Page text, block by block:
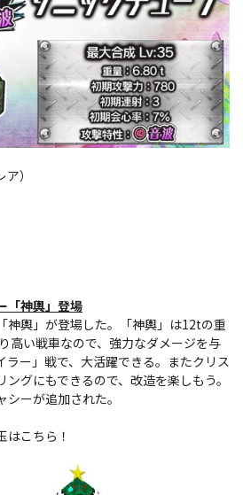
）
「神輿」登場
神輿」が登場した。「神輿」は12tの重
高い戦車なので、強力なダメージを与
ラー」戦で、大活躍できる。またクリス
グにもできるので、改造を楽しもう。
ーが追加された。
こちら！